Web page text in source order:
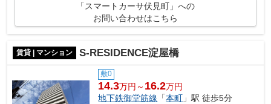
「スマートカーサ伏見町」への
お問い合わせはこちら
賃貸 | マンション S-RESIDENCE淀屋橋
敷0
14.3万円～ 16.2万円
地下鉄御堂筋線 「本町 」駅 徒歩5分